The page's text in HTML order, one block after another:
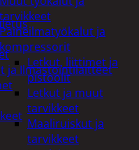
tarvikkeet
Paineilmatyökalut ja
kompressorit
Letkut, liittimet ja
pistoolit
Letkut ja muut
tarvikkeet
Maaliruiskut ja
tarvikkeet
ja Ilmastointilaitteet